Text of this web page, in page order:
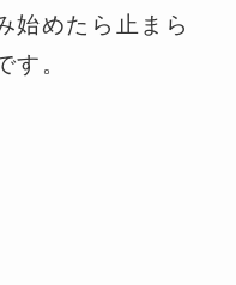
始めたら止まら
す。